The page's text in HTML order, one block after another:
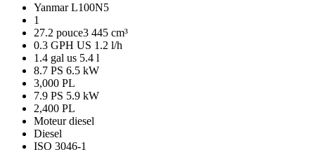
Yanmar L100N5
1
27.2 pouce3 445 cm³
0.3 GPH US 1.2 l/h
1.4 gal us 5.4 l
8.7 PS 6.5 kW
3,000 PL
7.9 PS 5.9 kW
2,400 PL
Moteur diesel
Diesel
ISO 3046-1